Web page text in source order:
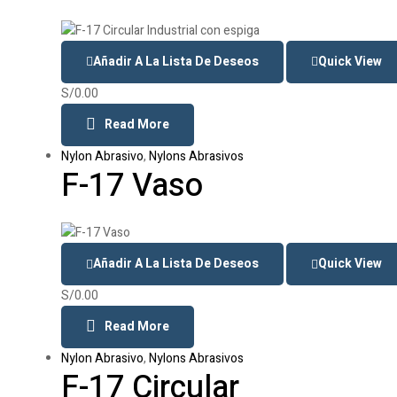
Añadir A La Lista De Deseos Quick View
S/0.00
Read More
Nylon Abrasivo,Nylons Abrasivos
F-17 Vaso
Añadir A La Lista De Deseos Quick View
S/0.00
Read More
Nylon Abrasivo,Nylons Abrasivos